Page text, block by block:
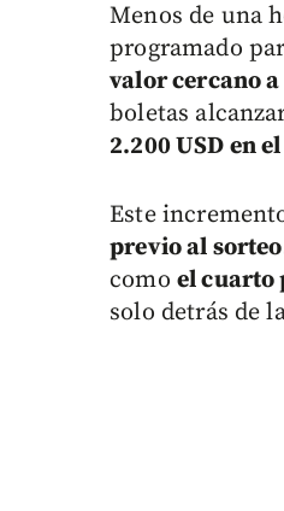
Menos de una
programado
valor cercano
boletas
2.200 USD en
Este
previo al
como el cuarto
solo detrás de